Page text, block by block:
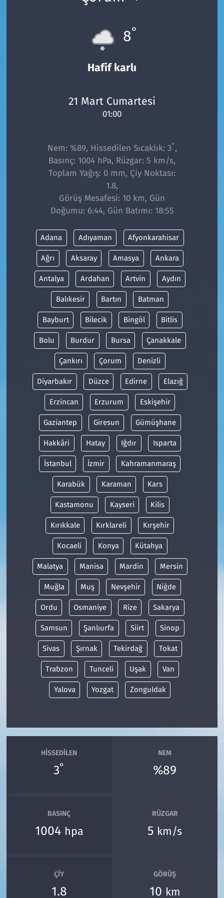
8°
Hafif karlı
21 Mart Cumartesi
01:00
Nem: %89, Hissedilen Sıcaklık: 3° ,
Basınç: 1004 hPa, Rüzgar: 5 km/s,
Toplam Yağış: 0 mm, Çiy Noktası:
1.8,
Görüş Mesafesi: 10 km, Gün
Doğumu: 6:44, Gün Batımı: 18:55
Adana Adıyaman Afyonkarahisar
Ağrı Aksaray Amasya Ankara
Antalya Ardahan Artvin Aydın
Balıkesir Bartın Batman
Bayburt Bilecik Bingöl Bitlis
Bolu Burdur Bursa Çanakkale
Çankırı Çorum Denizli
Diyarbakır Düzce Edirne Elazığ
Erzincan Erzurum Eskişehir
Gaziantep Giresun Gümüşhane
Hakkâri Hatay Iğdır Isparta
İstanbul İzmir Kahramanmaraş
Karabük Karaman Kars
Kastamonu Kayseri Kilis
Kırıkkale Kırklareli Kırşehir
Kocaeli Konya Kütahya
Malatya Manisa Mardin Mersin
Muğla Muş Nevşehir Niğde
Ordu Osmaniye Rize Sakarya
Samsun Şanlıurfa Siirt Sinop
Sivas Şırnak Tekirdağ Tokat
Trabzon Tunceli Uşak Van
Yalova Yozgat Zonguldak
HISSEDILEN
3°
NEM
%89
BASINÇ
1004 hpa
RÜZGAR
5 km/s
ÇIY
1.8
GÖRÜŞ
10 km